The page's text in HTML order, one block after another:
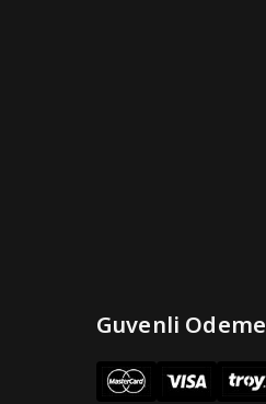
Guvenli Odeme